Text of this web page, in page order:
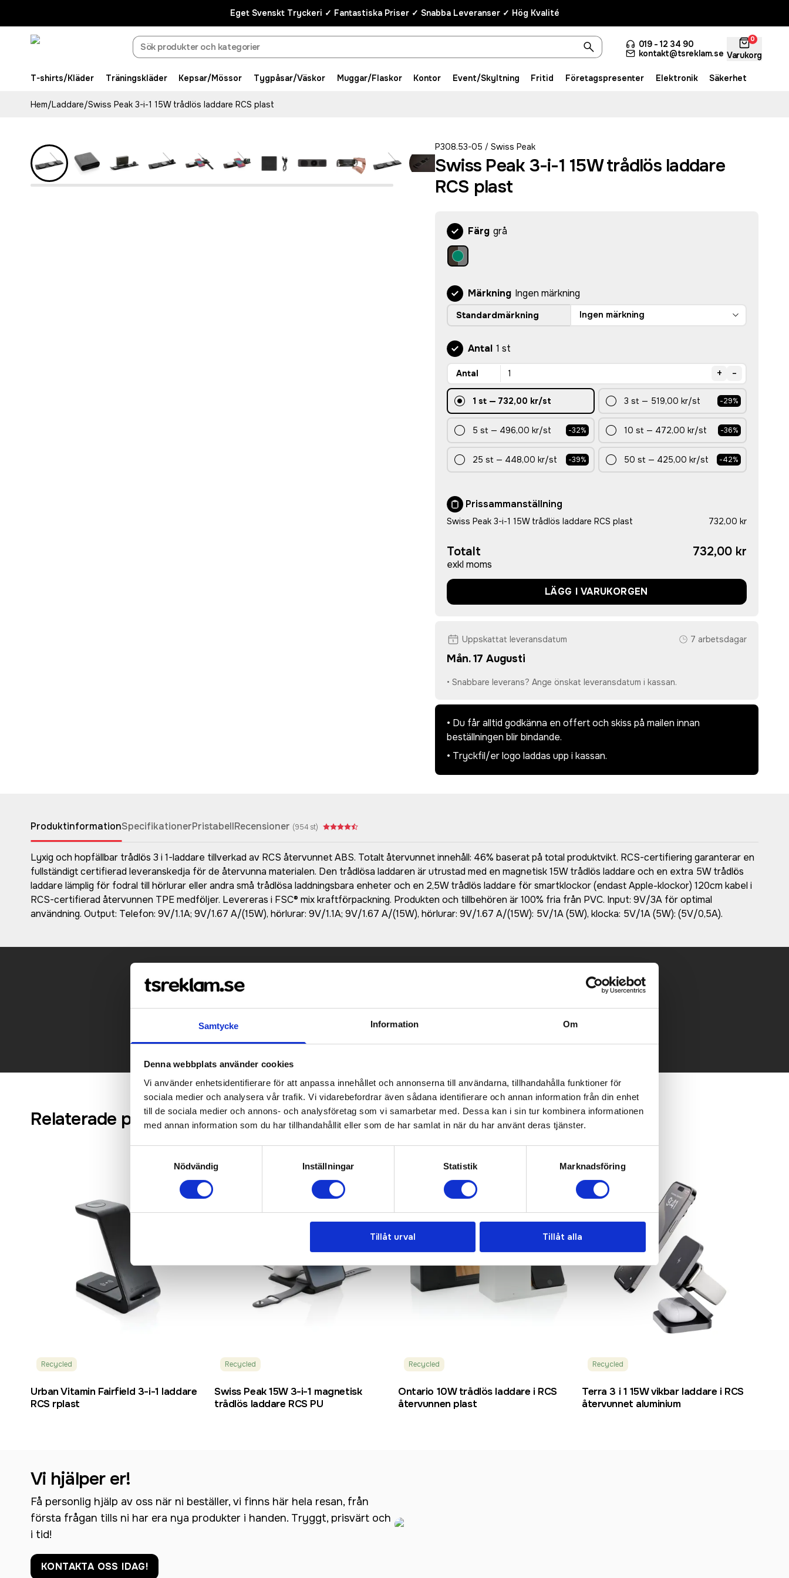
Samtycke Information Om
Denna webbplats använder cookies
Vi använder enhetsidentifierare för att anpassa innehållet och annonserna till användarna, tillhandahålla funktioner för
sociala medier och analysera vår trafik. Vi vidarebefordrar även sådana identifierare och annan information från din enhet
till de sociala medier och annons- och analysföretag som vi samarbetar med. Dessa kan i sin tur kombinera informationen
med annan information som du har tillhandahållit eller som de har samlat in när du har använt deras tjänster.
Nödvändig
Inställningar Statistik Marknadsföring
Tillåt urval Tillåt alla
Eget Svenskt Tryckeri ✓ Fantastiska Priser ✓ Snabba Leveranser ✓ Hög Kvalité
019 - 12 34 90
kontakt@tsreklam.se
0
Varukorg
T-shirts/Kläder Träningskläder Kepsar/Mössor Tygpåsar/Väskor Muggar/Flaskor Kontor Event/Skyltning Fritid Företagspresenter Elektronik Säkerhet
Hem/Laddare/Swiss Peak 3-i-1 15W trådlös laddare RCS plast
P308.53-05 / Swiss Peak
Swiss Peak 3-i-1 15W trådlös laddare
RCS plast
Färg grå
Märkning Ingen märkning
Standardmärkning Ingen märkning
Antal 1 st
Antal + -
1 st— 732,00 kr/st 3 st — 519,00 kr/st -29%
5 st — 496,00 kr/st -32% 10 st — 472,00 kr/st -36%
25 st — 448,00 kr/st -39% 50 st — 425,00 kr/st -42%
Prissammanställning
Swiss Peak 3-i-1 15W trådlös laddare RCS plast 732,00 kr
Totalt
exkl moms
732,00 kr
LÄGG I VARUKORGEN
Uppskattat leveransdatum 7 arbetsdagar
Mån. 17 Augusti
• Snabbare leverans? Ange önskat leveransdatum i kassan.
• Du får alltid godkänna en offert och skiss på mailen innan
beställningen blir bindande.
• Tryckfil/er logo laddas upp i kassan.
ProduktinformationSpecifikationerPristabellRecensioner (954 st)
Lyxig och hopfällbar trådlös 3 i 1-laddare tillverkad av RCS återvunnet ABS. Totalt återvunnet innehåll: 46% baserat på total produktvikt. RCS-certifiering garanterar en
fullständigt certifierad leveranskedja för de återvunna materialen. Den trådlösa laddaren är utrustad med en magnetisk 15W trådlös laddare och en extra 5W trådlös
laddare lämplig för fodral till hörlurar eller andra små trådlösa laddningsbara enheter och en 2,5W trådlös laddare för smartklockor (endast Apple-klockor) 120cm kabel i
RCS-certifierad återvunnen TPE medföljer. Levereras i FSC® mix kraftförpackning. Produkten och tillbehören är 100% fria från PVC. Input: 9V/3A för optimal
användning. Output: Telefon: 9V/1.1A; 9V/1.67 A/(15W), hörlurar: 9V/1.1A; 9V/1.67 A/(15W), hörlurar: 9V/1.67 A/(15W): 5V/1A (5W), klocka: 5V/1A (5W): (5V/0,5A).
Relaterade produkter
Recycled
Urban Vitamin Fairfield 3-i-1 laddare
RCS rplast
Recycled
Swiss Peak 15W 3-i-1 magnetisk
trådlös laddare RCS PU
Recycled
Ontario 10W trådlös laddare i RCS
återvunnen plast
Recycled
Terra 3 i 1 15W vikbar laddare i RCS
återvunnet aluminium
Vi hjälper er!
Få personlig hjälp av oss när ni beställer, vi finns här hela resan, från
första frågan tills ni har era nya produkter i handen. Tryggt, prisvärt och
i tid!
KONTAKTA OSS IDAG!